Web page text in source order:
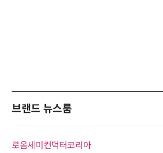
브랜드 뉴스룸
로옴세미컨덕터코리아